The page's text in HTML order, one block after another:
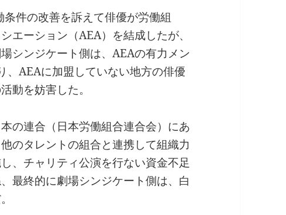
件の改善を訴えて俳優が労働組
エーション（AEA）を結成したが、
シンジケート側は、AEAの有力メン
、AEAに加盟していない地方の俳優
動を妨害した。
の連合（日本労働組合連合会）にあ
のタレントの組合と連携して組織力
、チャリティ公演を行ない資金不足
最終的に劇場シンジケート側は、白